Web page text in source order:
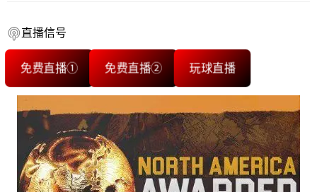
直播信号
免费直播① 免费直播② 玩球直播